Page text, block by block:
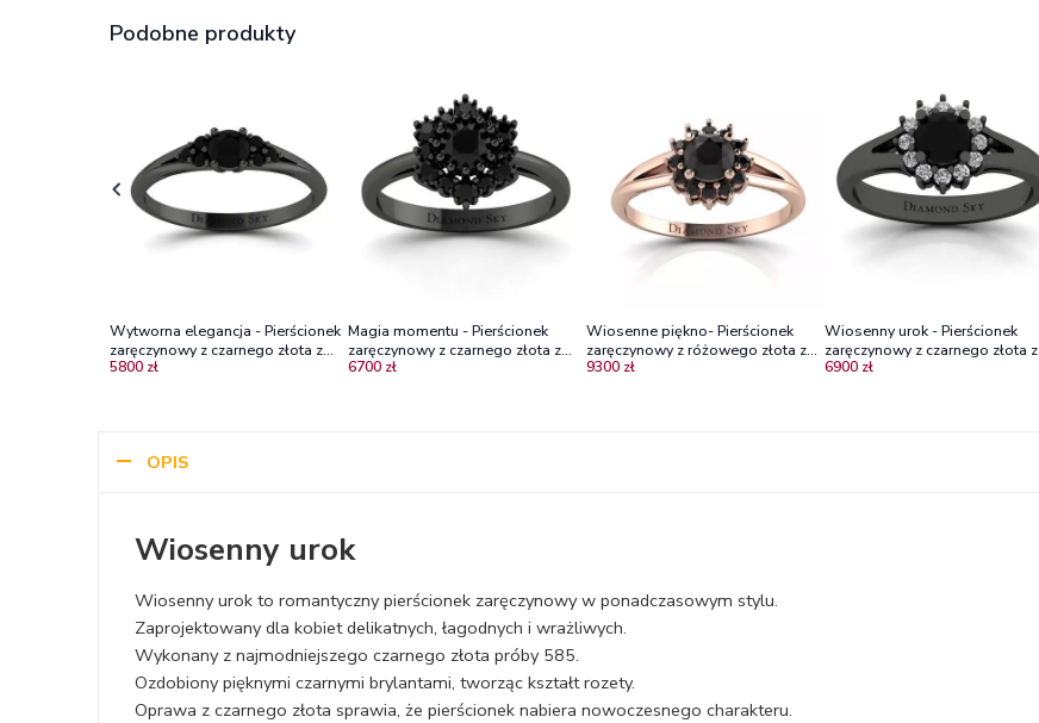
Podobne produkty
Wytworna elegancja - Pierścionek
zaręczynowy z czarnego złota z
czarnymi brylantami
5800 zł
Magia momentu - Pierścionek
zaręczynowy z czarnego złota z
czarnymi diamentami
6700 zł
Wiosenne piękno- Pierścionek
zaręczynowy z różowego złota z
czarnymi brylantami
9300 zł
Wiosenny urok - Pierścionek
zaręczynowy z czarnego złota z
czarnym diamentem i brylantami
6900 zł
OPIS
Wiosenny urok
Wiosenny urok to romantyczny pierścionek zaręczynowy w ponadczasowym stylu.
Zaprojektowany dla kobiet delikatnych, łagodnych i wrażliwych.
Wykonany z najmodniejszego czarnego złota próby 585.
Ozdobiony pięknymi czarnymi brylantami, tworząc kształt rozety.
Oprawa z czarnego złota sprawia, że pierścionek nabiera nowoczesnego charakteru.